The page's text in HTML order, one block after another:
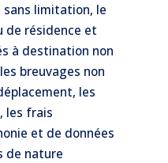
limitation, le
de résidence et
à destination non
breuvages non
les
les frais
et de données
de nature